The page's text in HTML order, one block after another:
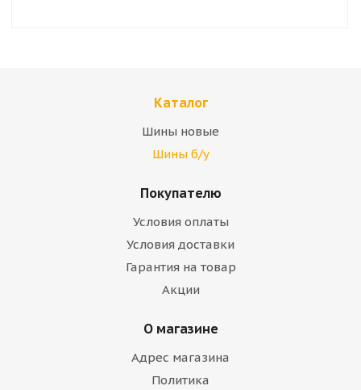
Каталог
Шины новые
Шины б/у
Покупателю
Условия оплаты
Условия доставки
Гарантия на товар
Акции
О магазине
Адрес магазина
Политика